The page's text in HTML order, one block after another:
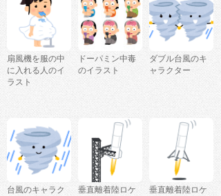
扇風機を服の中
に入れる人のイ
ラスト
ドーパミン中毒
のイラスト
ダブル台風のキ
ャラクター
台風のキャラク
垂直離着陸ロケ
垂直離着陸ロケ